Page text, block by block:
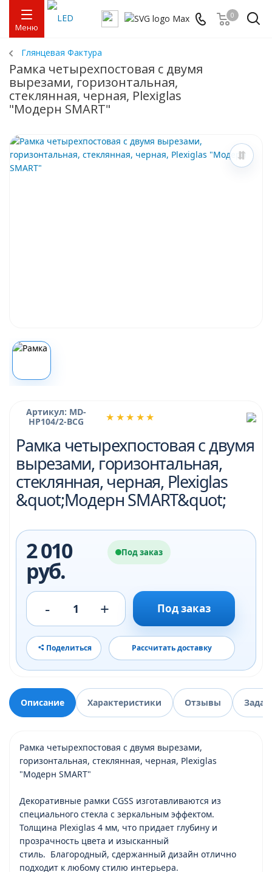
Меню
0
Глянцевая Фактура
Рамка четырехпостовая с двумя
вырезами, горизонтальная,
стеклянная, черная, Plexiglas
"Модерн SMART"
★★★★★
Артикул: MD-
HP104/2-BCG
Рамка четырехпостовая с двумя
вырезами, горизонтальная,
стеклянная, черная, Plexiglas
&quot;Модерн SMART&quot;
2 010
руб.
Под заказ
- 1 + Под заказ
Поделиться Рассчитать доставку
Описание Характеристики Отзывы
Рамка четырехпостовая с двумя вырезами,
горизонтальная, стеклянная, черная, Plexiglas
"Модерн SMART"
Декоративные рамки CGSS изготавливаются из
специального стекла с зеркальным эффектом.
Толщина Plexiglas 4 мм, что придает глубину и
прозрачность цвета и изысканный
стиль. Благородный, сдержанный дизайн отлично
подходит к любому стилю интерьера.